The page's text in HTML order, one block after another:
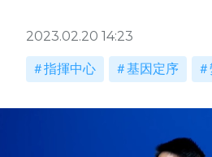
2023.02.20 14:23
指揮中心 基因定序